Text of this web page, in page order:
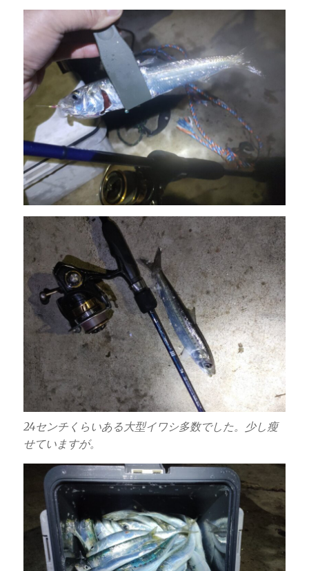
24センチくらいある大型イワシ多数でした。少し瘦
せていますが。